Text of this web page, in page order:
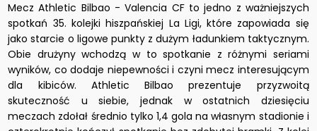
Mecz Athletic Bilbao - Valencia CF to jedno z ważniejszych
spotkań 35. kolejki hiszpańskiej La Ligi, które zapowiada się
jako starcie o ligowe punkty z dużym ładunkiem taktycznym.
Obie drużyny wchodzą w to spotkanie z różnymi seriami
wyników, co dodaje niepewności i czyni mecz interesującym
dla kibiców. Athletic Bilbao prezentuje przyzwoitą
skuteczność u siebie, jednak w ostatnich dziesięciu
meczach zdołał średnio tylko 1,4 gola na własnym stadionie i